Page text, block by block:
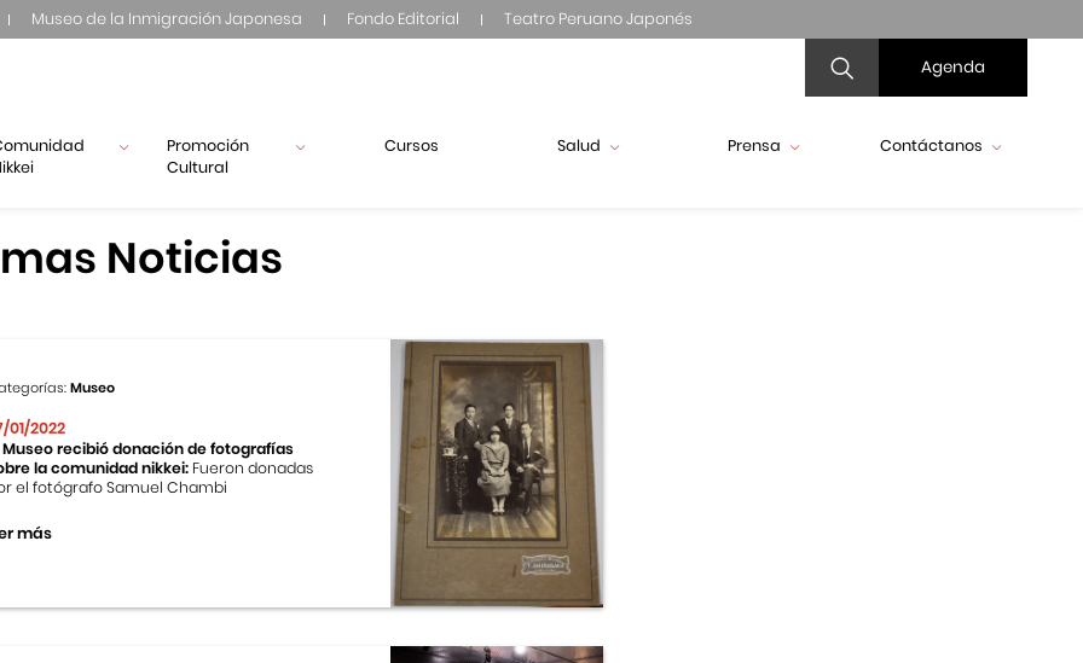
Museo de la Inmigración Japonesa Fondo Editorial Teatro Peruano Japonés
Agenda
Promoción
Cultural
Cursos Salud Prensa Contáctanos
Noticias
Museo
01/2022
Museo recibió donación de fotografías
la comunidad nikkei: Fueron donadas
el fotógrafo Samuel Chambi
más